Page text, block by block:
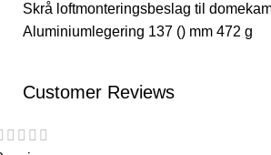
Skrå loftmonteringsbeslag til
Aluminiumlegering 137 () mm 472 g
Customer Reviews